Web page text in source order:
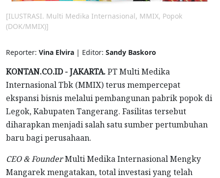
[ILUSTRASI. Multi Medika Internasional, MMIX, Popok
(DOK/MMIX)]
Reporter: Vina Elvira | Editor: Sandy Baskoro
KONTAN.CO.ID - JAKARTA.PT Multi Medika
Internasional Tbk (MMIX) terus mempercepat
ekspansi bisnis melalui pembangunan pabrik popok di
Legok, Kabupaten Tangerang. Fasilitas tersebut
diharapkan menjadi salah satu sumber pertumbuhan
baru bagi perusahaan.
CEO & FounderMulti Medika Internasional Mengky
Mangarek mengatakan, total investasi yang telah